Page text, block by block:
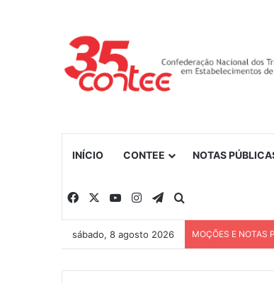
INÍCIO CONTEE NOTAS
Facebook YouTubeInstagramTelegram
sábado, 8 agosto 2026 MOÇÕES E NOTAS